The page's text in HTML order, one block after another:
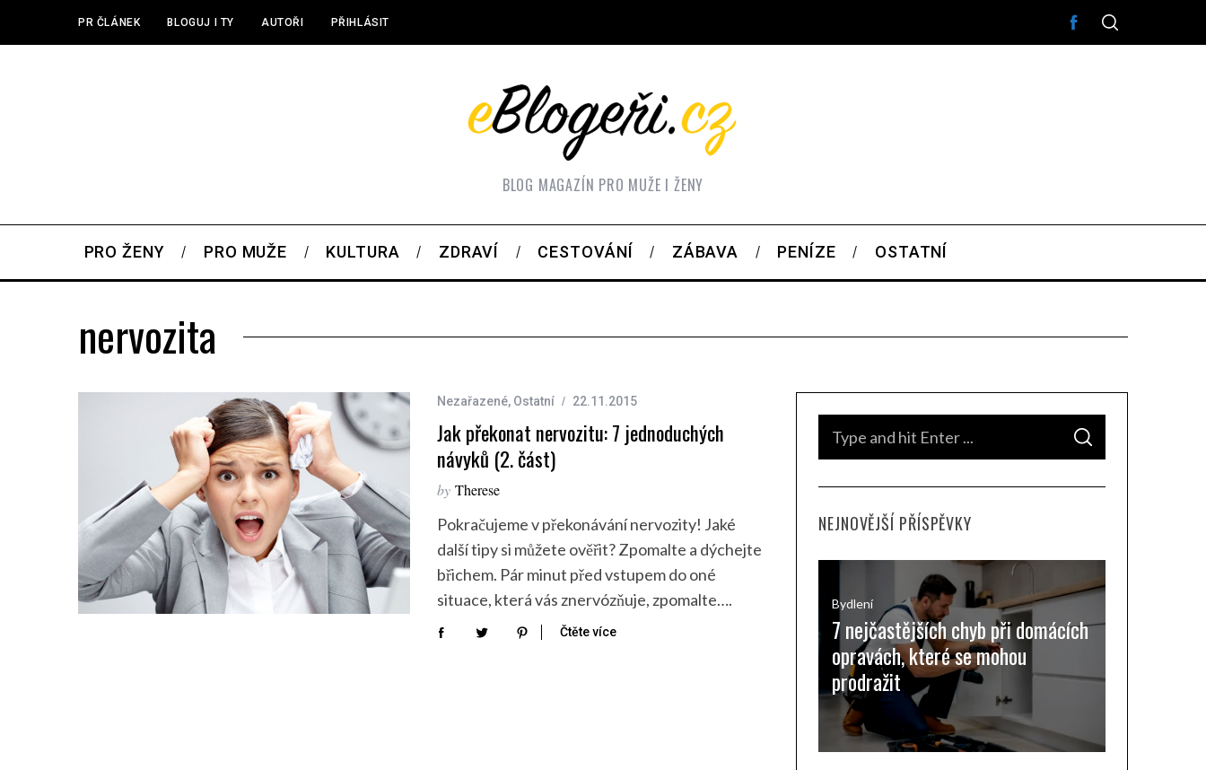
PR ČLÁNEK BLOGUJ I TY AUTOŘI PŘIHLÁSIT
BLOG MAGAZÍN PRO MUŽE I ŽENY
PRO ŽENY PRO MUŽE KULTURA ZDRAVÍ CESTOVÁNÍ ZÁBAVA PENÍZE OSTATNÍ
nervozita
Nezařazené, Ostatní 22.11.2015
Jak překonat nervozitu: 7 jednoduchých
návyků (2. část)
by Therese
Pokračujeme v překonávání nervozity! Jaké
další tipy si můžete ověřit? Zpomalte a dýchejte
břichem. Pár minut před vstupem do oné
situace, která vás znervózňuje, zpomalte….
Čtěte více
c
S
A
C
NEJNOVĚJŠÍ PŘÍSPĚVKY
Bydlení
7 nejčastějších chyb při domácích
opravách, které se mohou
prodražit